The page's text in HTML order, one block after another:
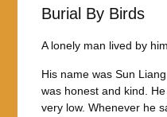
Burial By Birds
A lonely man lived by
His name was Sun
was honest and kind.
very low. Whenever he